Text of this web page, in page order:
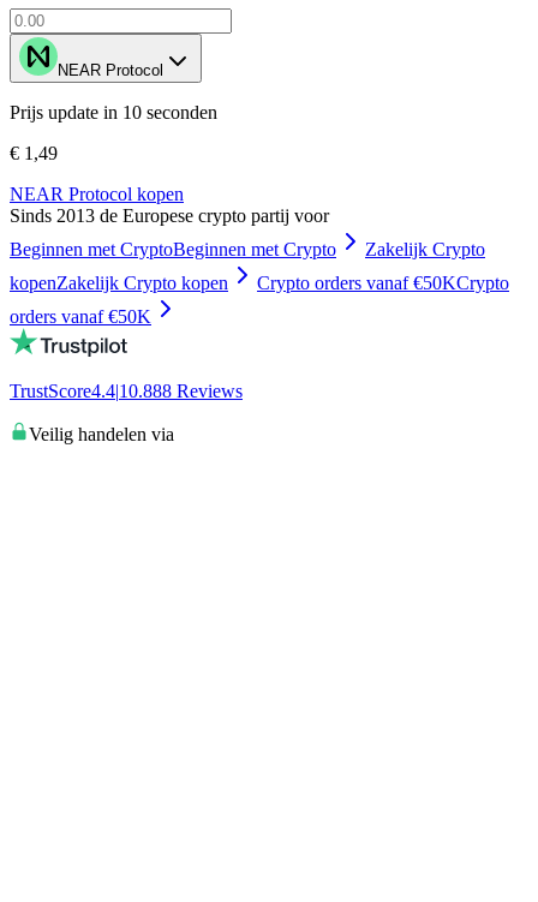
NEAR Protocol
Prijs update in 10 seconden
€ 1,49
NEAR Protocol kopen
Sinds 2013 de Europese crypto partij voor
Beginnen met CryptoBeginnen met Crypto
Zakelijk Crypto
kopenZakelijk Crypto kopen Crypto orders vanaf €50KCrypto
orders vanaf €50K
TrustScore4.4|10.888 Reviews
Veilig handelen via